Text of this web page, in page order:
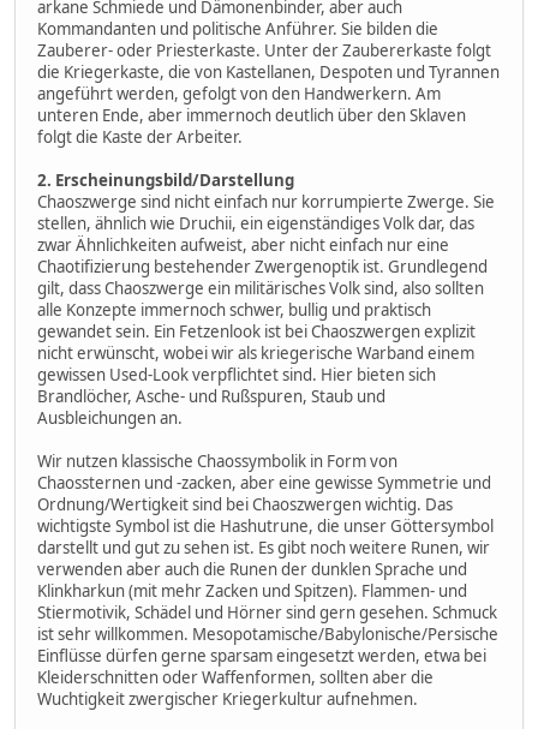
arkane Schmiede und Dämonenbinder, aber auch
Kommandanten und politische Anführer. Sie bilden die
Zauberer- oder Priesterkaste. Unter der Zaubererkaste folgt
die Kriegerkaste, die von Kastellanen, Despoten und Tyrannen
angeführt werden, gefolgt von den Handwerkern. Am
unteren Ende, aber immernoch deutlich über den Sklaven
folgt die Kaste der Arbeiter.
2. Erscheinungsbild/Darstellung
Chaoszwerge sind nicht einfach nur korrumpierte Zwerge. Sie
stellen, ähnlich wie Druchii, ein eigenständiges Volk dar, das
zwar Ähnlichkeiten aufweist, aber nicht einfach nur eine
Chaotifizierung bestehender Zwergenoptik ist. Grundlegend
gilt, dass Chaoszwerge ein militärisches Volk sind, also sollten
alle Konzepte immernoch schwer, bullig und praktisch
gewandet sein. Ein Fetzenlook ist bei Chaoszwergen explizit
nicht erwünscht, wobei wir als kriegerische Warband einem
gewissen Used-Look verpflichtet sind. Hier bieten sich
Brandlöcher, Asche- und Rußspuren, Staub und
Ausbleichungen an.
Wir nutzen klassische Chaossymbolik in Form von
Chaossternen und -zacken, aber eine gewisse Symmetrie und
Ordnung/Wertigkeit sind bei Chaoszwergen wichtig. Das
wichtigste Symbol ist die Hashutrune, die unser Göttersymbol
darstellt und gut zu sehen ist. Es gibt noch weitere Runen, wir
verwenden aber auch die Runen der dunklen Sprache und
Klinkharkun (mit mehr Zacken und Spitzen). Flammen- und
Stiermotivik, Schädel und Hörner sind gern gesehen. Schmuck
ist sehr willkommen. Mesopotamische/Babylonische/Persische
Einflüsse dürfen gerne sparsam eingesetzt werden, etwa bei
Kleiderschnitten oder Waffenformen, sollten aber die
Wuchtigkeit zwergischer Kriegerkultur aufnehmen.